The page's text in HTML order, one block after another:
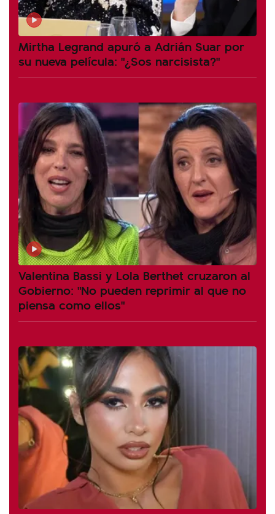
Mirtha Legrand apuró a Adrián Suar por
su nueva película: "¿Sos narcisista?"
Valentina Bassi y Lola Berthet cruzaron al
Gobierno: "No pueden reprimir al que no
piensa como ellos"